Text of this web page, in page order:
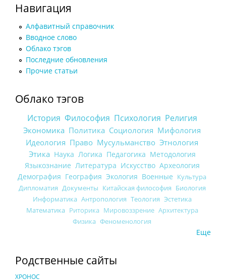
Навигация
Алфавитный справочник
Вводное слово
Облако тэгов
Последние обновления
Прочие статьи
Облако тэгов
История Философия Психология Религия
Экономика Политика Социология Мифология
Идеология Право Мусульманство Этнология
Этика Наука Логика Педагогика Методология
Языкознание Литература Искусство Археология
Демография География Экология Военные Культура
Дипломатия Документы Китайская философия Биология
Информатика Антропология Теология Эстетика
Математика Риторика Мировоззрение Архитектура
Физика Феноменология
Еще
Родственные сайты
ХРОНОС